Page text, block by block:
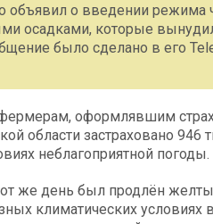
объявил о введении режима
осадками, которые
было сделано в его
оформлявшим
области застраховано 946
неблагоприятной погоды.
же день был продлён
климатических условиях